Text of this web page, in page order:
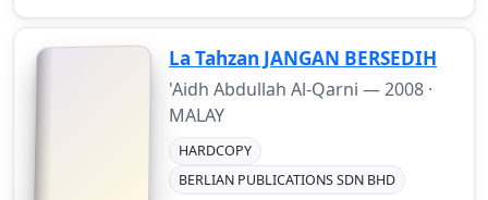
La Tahzan JANGAN BERSEDIH
'Aidh Abdullah Al-Qarni —2008 ·
MALAY
HARDCOPY
BERLIAN PUBLICATIONS SDN BHD